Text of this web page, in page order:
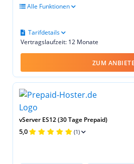
Alle Funktionen
Vertragslaufzeit: 12 Monate
Tarifdetails
ZUM
vServer ES12 (30 Tage Prepaid)
5,0 (1)